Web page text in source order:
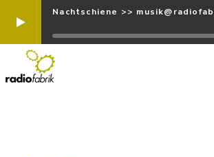
Nachtschiene >>